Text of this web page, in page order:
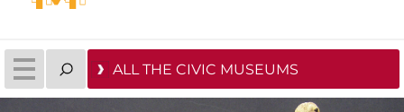
ALL THE CIVIC MUSEUMS